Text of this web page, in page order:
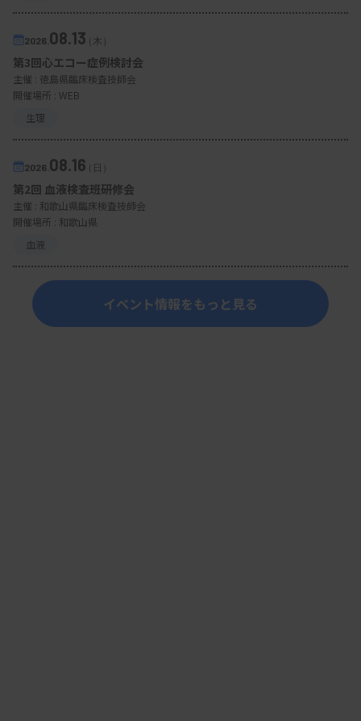
2026. 08.13（木）
第3回心エコー症例検討会
主催 : 徳島県臨床検査技師会
開催場所 : WEB
生理
2026. 08.16（日）
第2回 血液検査班研修会
主催 : 和歌山県臨床検査技師会
開催場所 : 和歌山県
血液
イベント情報をもっと見る